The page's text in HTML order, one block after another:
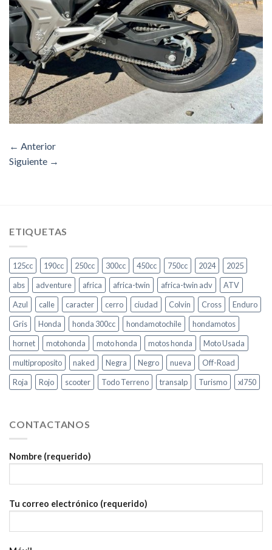
← Anterior
Siguiente →
ETIQUETAS
125cc 190cc 250cc 300cc 450cc 750cc 2024
2025
abs
adventure africa africa-twin africa-twin adv
ATV
Azul
calle caracter cerro ciudad Colvin Cross
Enduro
Gris
Honda honda 300cc hondamotochile
hondamotos
hornet
motohonda moto honda motos honda
Moto Usada
multiproposito
naked Negra Negro nueva
Off-Road
Roja
Rojo scooter Todo Terreno transalp Turismo xl750
CONTACTANOS
Nombre (requerido)
Tu correo electrónico (requerido)